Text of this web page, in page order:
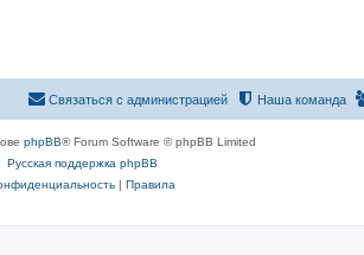
Наша команда
Связаться с администрацией
phpBB® Forum Software © phpBB Limited
Русская поддержка phpBB
| Правила